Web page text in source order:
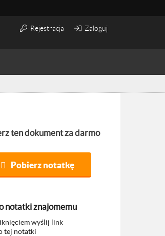
Rejestracja Zaloguj
ten dokument za darmo
Pobierz notatkę
notatki znajomemu
wyślij link
tej notatki